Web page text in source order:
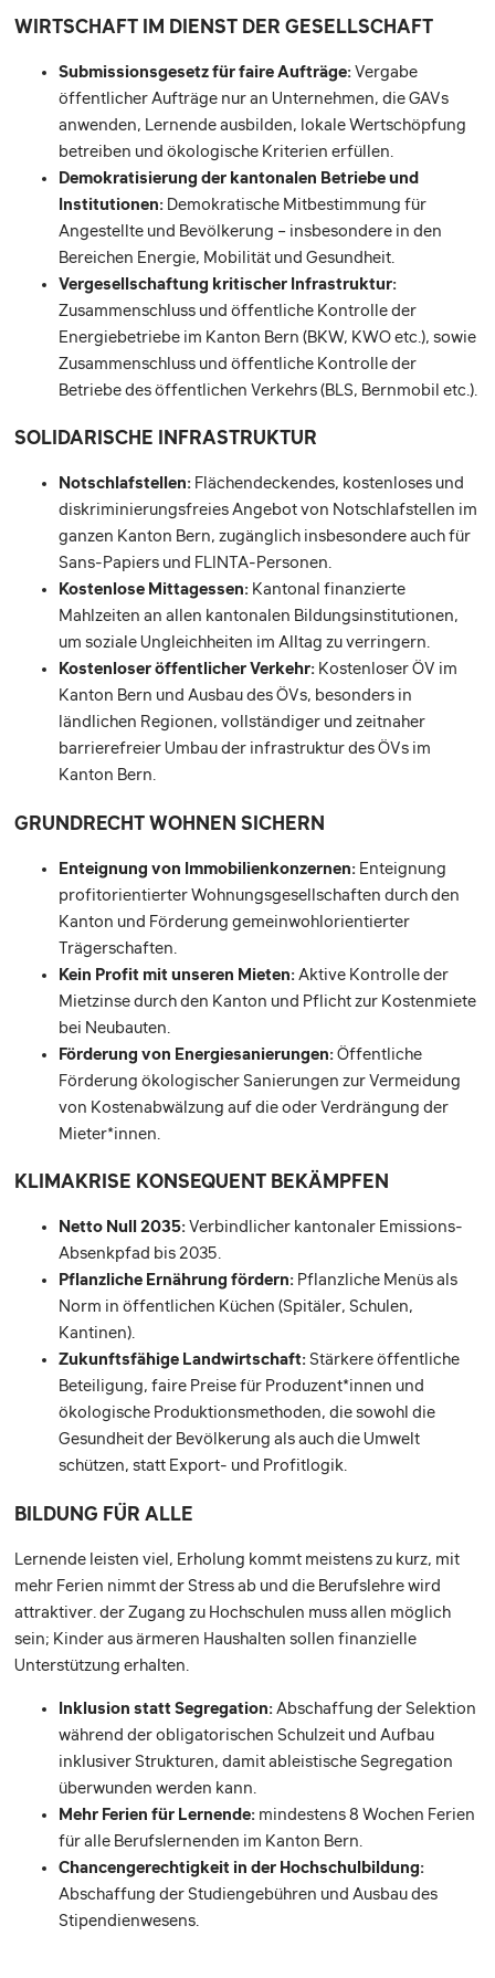
WIRTSCHAFT IM DIENST DER GESELLSCHAFT
Submissionsgesetz für faire Aufträge: Vergabe
öffentlicher Aufträge nur an Unternehmen, die GAVs
anwenden, Lernende ausbilden, lokale Wertschöpfung
betreiben und ökologische Kriterien erfüllen.
Demokratisierung der kantonalen Betriebe und
Institutionen: Demokratische Mitbestimmung für
Angestellte und Bevölkerung – insbesondere in den
Bereichen Energie, Mobilität und Gesundheit.
Vergesellschaftung kritischer Infrastruktur:
Zusammenschluss und öffentliche Kontrolle der
Energiebetriebe im Kanton Bern (BKW, KWO etc.), sowie
Zusammenschluss und öffentliche Kontrolle der
Betriebe des öffentlichen Verkehrs (BLS, Bernmobil etc.).
SOLIDARISCHE INFRASTRUKTUR
Notschlafstellen: Flächendeckendes, kostenloses und
diskriminierungsfreies Angebot von Notschlafstellen im
ganzen Kanton Bern, zugänglich insbesondere auch für
Sans-Papiers und FLINTA-Personen.
Kostenlose Mittagessen: Kantonal finanzierte
Mahlzeiten an allen kantonalen Bildungsinstitutionen,
um soziale Ungleichheiten im Alltag zu verringern.
Kostenloser öffentlicher Verkehr: Kostenloser ÖV im
Kanton Bern und Ausbau des ÖVs, besonders in
ländlichen Regionen, vollständiger und zeitnaher
barrierefreier Umbau der infrastruktur des ÖVs im
Kanton Bern.
GRUNDRECHT WOHNEN SICHERN
Enteignung von Immobilienkonzernen: Enteignung
profitorientierter Wohnungsgesellschaften durch den
Kanton und Förderung gemeinwohlorientierter
Trägerschaften.
Kein Profit mit unseren Mieten: Aktive Kontrolle der
Mietzinse durch den Kanton und Pflicht zur Kostenmiete
bei Neubauten.
Förderung von Energiesanierungen: Öffentliche
Förderung ökologischer Sanierungen zur Vermeidung
von Kostenabwälzung auf die oder Verdrängung der
Mieter*innen.
KLIMAKRISE KONSEQUENT BEKÄMPFEN
Netto Null 2035: Verbindlicher kantonaler Emissions-
Absenkpfad bis 2035.
Pflanzliche Ernährung fördern: Pflanzliche Menüs als
Norm in öffentlichen Küchen (Spitäler, Schulen,
Kantinen).
Zukunftsfähige Landwirtschaft: Stärkere öffentliche
Beteiligung, faire Preise für Produzent*innen und
ökologische Produktionsmethoden, die sowohl die
Gesundheit der Bevölkerung als auch die Umwelt
schützen, statt Export- und Profitlogik.
BILDUNG FÜR ALLE
Lernende leisten viel, Erholung kommt meistens zu kurz, mit
mehr Ferien nimmt der Stress ab und die Berufslehre wird
attraktiver. der Zugang zu Hochschulen muss allen möglich
sein; Kinder aus ärmeren Haushalten sollen finanzielle
Unterstützung erhalten.
Inklusion statt Segregation: Abschaffung der Selektion
während der obligatorischen Schulzeit und Aufbau
inklusiver Strukturen, damit ableistische Segregation
überwunden werden kann.
Mehr Ferien für Lernende: mindestens 8 Wochen Ferien
für alle Berufslernenden im Kanton Bern.
Chancengerechtigkeit in der Hochschulbildung:
Abschaffung der Studiengebühren und Ausbau des
Stipendienwesens.